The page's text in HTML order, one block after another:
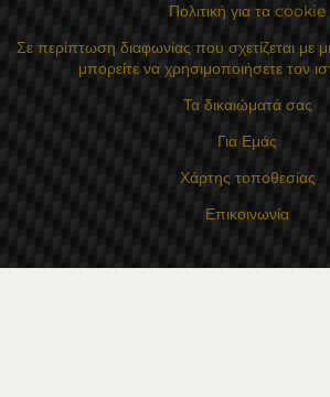
Πολιτική για τα cookie
Σε περίπτωση διαφωνίας που σχετίζεται με
μπορείτε να χρησιμοποιήσετε τον
Τα δικαιώματά σας
Για Εμάς
Χάρτης τοποθεσίας
Επικοινωνία